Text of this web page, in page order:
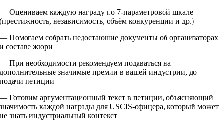
— Оцениваем каждую награду по 7-параметровой шкале
(престижность, независимость, объём конкуренции и др.)
— Помогаем собрать недостающие документы об организаторах
и составе жюри
— При необходимости рекомендуем подаваться на
дополнительные значимые премии в вашей индустрии, до
подачи петиции
— Готовим аргументационный текст в петиции, объясняющий
значимость каждой награды для USCIS-офицера, который может
не знать индустриальный контекст